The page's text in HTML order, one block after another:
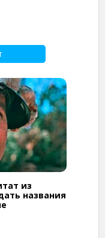
из
названия